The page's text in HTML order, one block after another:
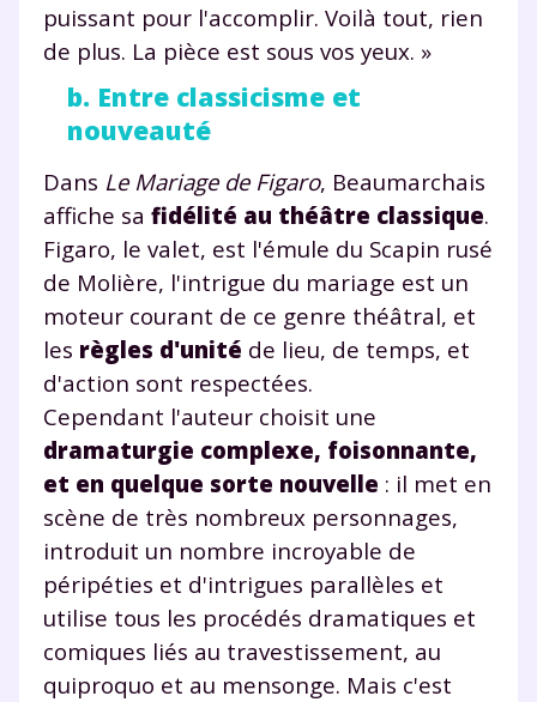
puissant pour l'accomplir. Voilà tout, rien
de plus. La pièce est sous vos yeux. »
b. Entre classicisme et
nouveauté
Dans Le Mariage de Figaro, Beaumarchais
affiche sa fidélité au théâtre classique.
Figaro, le valet, est l'émule du Scapin rusé
de Molière, l'intrigue du mariage est un
moteur courant de ce genre théâtral, et
les règles d'unité de lieu, de temps, et
d'action sont respectées.
Cependant l'auteur choisit une
dramaturgie complexe, foisonnante,
et en quelque sorte nouvelle : il met en
scène de très nombreux personnages,
introduit un nombre incroyable de
péripéties et d'intrigues parallèles et
utilise tous les procédés dramatiques et
comiques liés au travestissement, au
quiproquo et au mensonge. Mais c'est